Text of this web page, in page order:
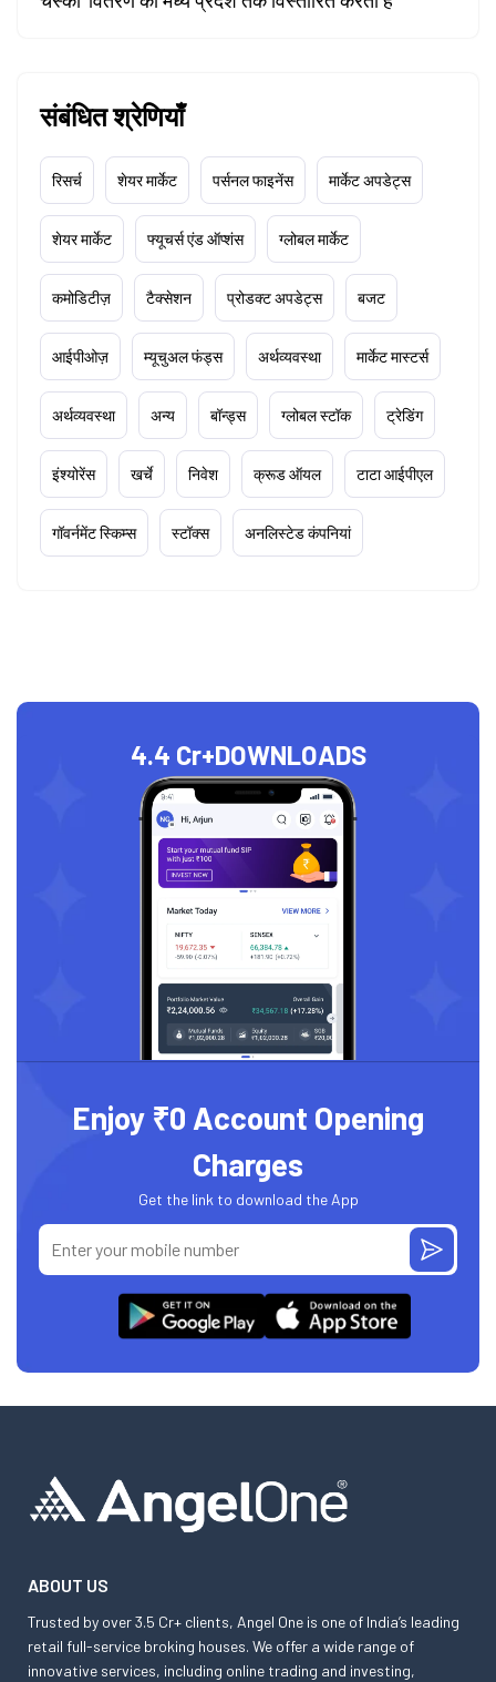
संबंधित श्रेणियाँ
रिसर्च शेयर मार्केट पर्सनल फाइनेंस मार्केट अपडेट्स
शेयर मार्केट फ्यूचर्स एंड ऑप्शंस ग्लोबल मार्केट
कमोडिटीज़ टैक्सेशन प्रोडक्ट अपडेट्स बजट
आईपीओज़ म्यूचुअल फंड्स अर्थव्यवस्था मार्केट मास्टर्स
अर्थव्यवस्था अन्य बॉन्ड्स ग्लोबल स्टॉक ट्रेडिंग
इंश्योरेंस खर्चे निवेश क्रूड ऑयल टाटा आईपीएल
गॉवर्नमेंट स्किम्स स्टॉक्स अनलिस्टेड कंपनियां
4.4 Cr+DOWNLOADS
Enjoy ₹0 Account Opening
Charges
Get the link to download the App
ABOUT US
Trusted by over 3.5 Cr+ clients, Angel One is one of India’s leading
retail full-service broking houses. We offer a wide range of
innovative services, including online trading and investing,